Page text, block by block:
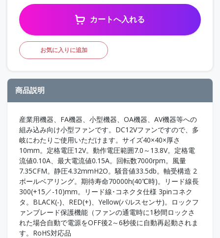
カートへ入れる
お気に入りに追加
商品説明
産業用機器、FA機器、小型機器、OA機器、AV機器等への
組み込み向け小型ファンです。DC12Vファンですので、多
岐にわたりご使用いただけます。サイズ40×40×厚さ
10mm。定格電圧12V。動作電圧範囲7.0～13.8V。定格電
流値0.10A、最大電流値0.15A。回転数7000rpm。風量
7.35CFM。静圧4.32mmH2O。騒音値33.5db。軸受構造 2
ボールベアリング。期待寿命70000h(40℃時)。リード線長
300(+15／-10)mm。リード線･コネクタ仕様 3pinコネク
タ。BLACK(-)、RED(+)、Yellow(パルスセンサ)。ロックフ
ァンブレード保護機能（ファンの通電時に1秒間ロックさ
れた場合自動で電源をOFF後2～6秒後に自動再起動されま
す。RoHS対応品